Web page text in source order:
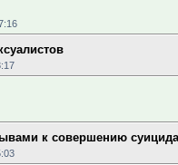
к совершению суицида